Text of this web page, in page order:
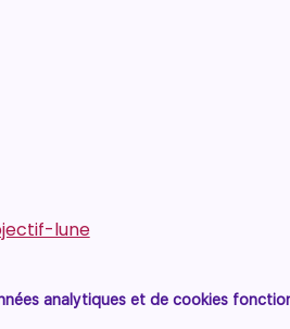
lune
analytiques et de cookies